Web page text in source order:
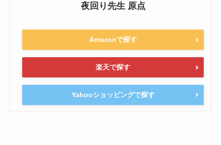
夜回り先生 原点
Amazonで探す
楽天で探す
Yahooショッピングで探す